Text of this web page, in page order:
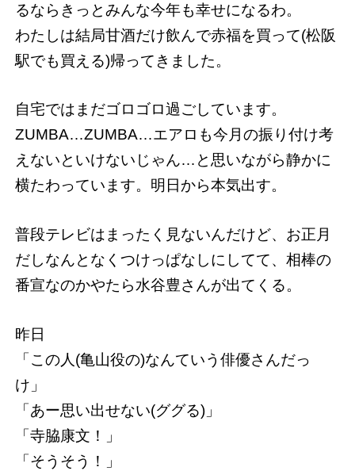
るならきっとみんな今年も幸せになるわ。
わたしは結局甘酒だけ飲んで赤福を買って(松阪
駅でも買える)帰ってきました。
自宅ではまだゴロゴロ過ごしています。
ZUMBA…ZUMBA…エアロも今月の振り付け考
えないといけないじゃん…と思いながら静かに
横たわっています。明日から本気出す。
普段テレビはまったく見ないんだけど、お正月
だしなんとなくつけっぱなしにしてて、相棒の
番宣なのかやたら水谷豊さんが出てくる。
昨日
「この人(亀山役の)なんていう俳優さんだっ
け」
「あー思い出せない(ググる)」
「寺脇康文！」
「そうそう！」